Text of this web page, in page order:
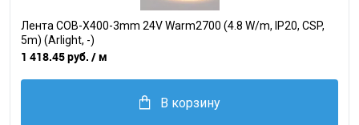
Лента COB-X400-3mm 24V Warm2700 (4.8 W/m, IP20, CSP,
5m) (Arlight, -)
1 418.45 руб. / м
В корзину